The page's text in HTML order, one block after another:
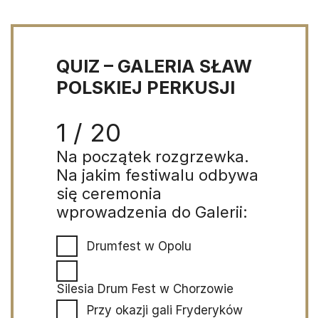
QUIZ – GALERIA SŁAW
POLSKIEJ PERKUSJI
1 / 20
Na początek rozgrzewka.
Na jakim festiwalu odbywa
się ceremonia
wprowadzenia do Galerii:
Drumfest w Opolu
Silesia Drum Fest w Chorzowie
Przy okazji gali Fryderyków